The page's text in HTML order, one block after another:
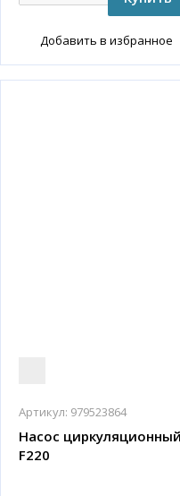
Добавить в избранное
Артикул: 979523864
Насос
F220